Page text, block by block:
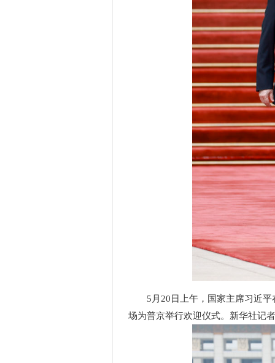
5月20日上午，国家主席习近
场为普京举行欢迎仪式。新华社记